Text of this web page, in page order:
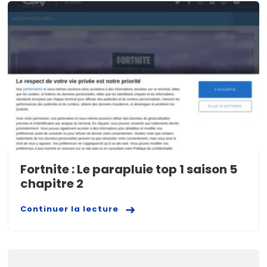
Fortnite : Le parapluie top 1 saison 5
chapitre 2
Continuer la lecture